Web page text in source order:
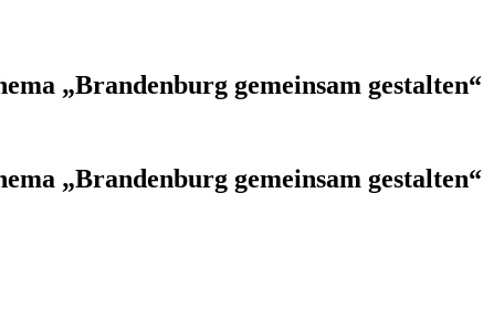
„Brandenburg gemeinsam gestalten“
„Brandenburg gemeinsam gestalten“